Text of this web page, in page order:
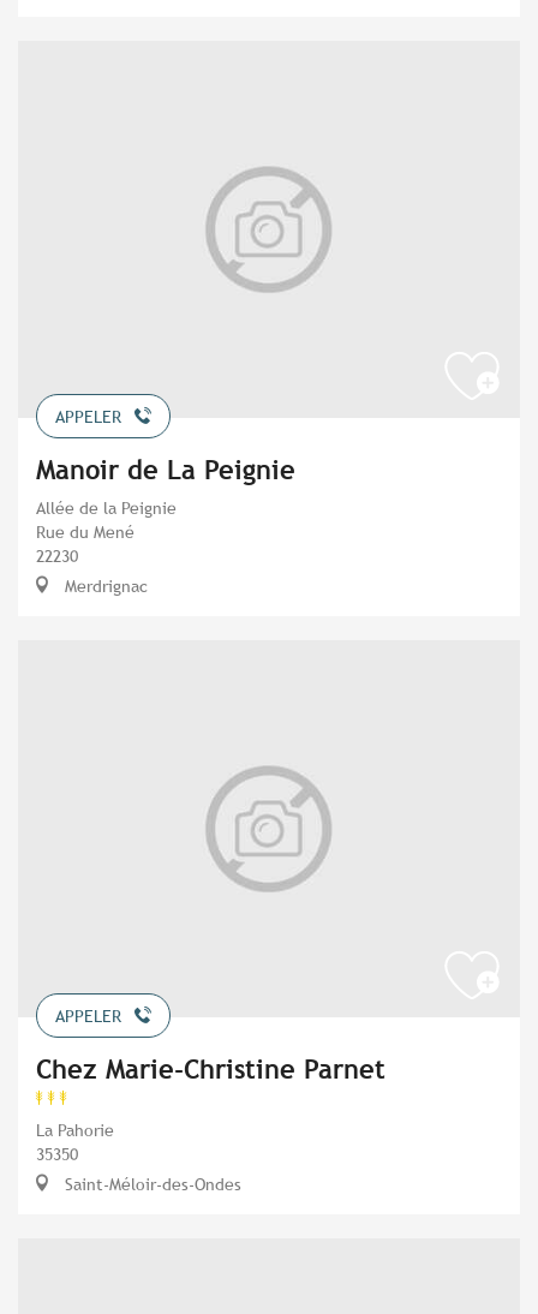
APPELER
Manoir de La Peignie
Allée de la Peignie
Rue du Mené
22230
Merdrignac
APPELER
Chez Marie-Christine Parnet
La Pahorie
35350
Saint-Méloir-des-Ondes